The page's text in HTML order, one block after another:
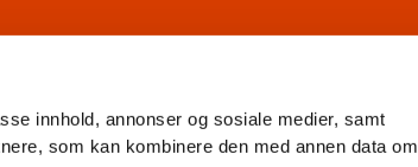
innhold, annonser og sosiale medier, samt
som kan kombinere den med annen data om